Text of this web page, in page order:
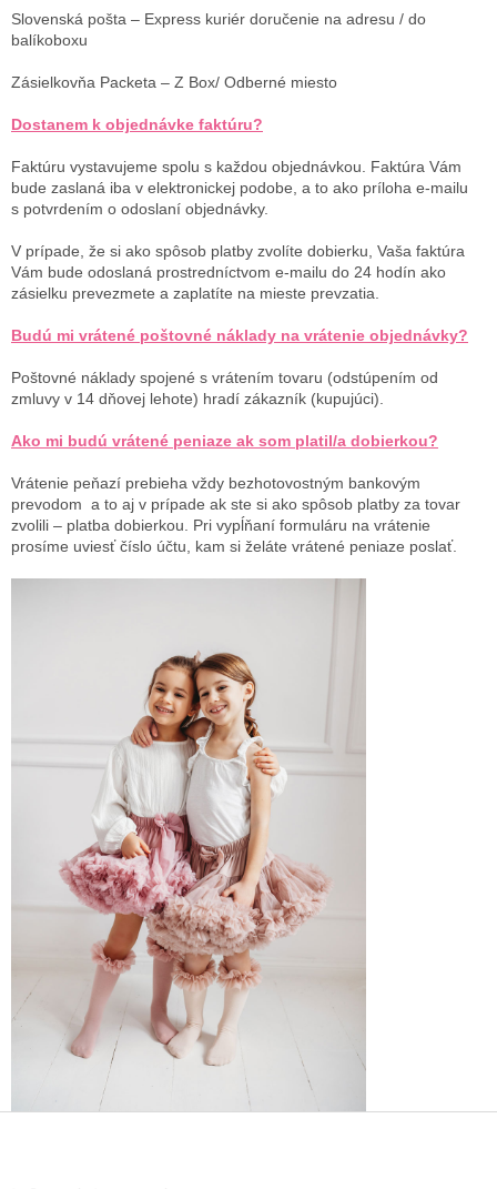
Slovenská pošta – Express kuriér doručenie na adresu / do
balíkoboxu
Zásielkovňa Packeta – Z Box/ Odberné miesto
Dostanem k objednávke faktúru?
Faktúru vystavujeme spolu s každou objednávkou. Faktúra Vám
bude zaslaná iba v elektronickej podobe, a to ako príloha e-mailu
s potvrdením o odoslaní objednávky.
V prípade, že si ako spôsob platby zvolíte dobierku, Vaša faktúra
Vám bude odoslaná prostredníctvom e-mailu do 24 hodín ako
zásielku prevezmete a zaplatíte na mieste prevzatia.
Budú mi vrátené poštovné náklady na vrátenie objednávky?
Poštovné náklady spojené s vrátením tovaru (odstúpením od
zmluvy v 14 dňovej lehote) hradí zákazník (kupujúci).
Ako mi budú vrátené peniaze ak som platil/a dobierkou?
Vrátenie peňazí prebieha vždy bezhotovostným bankovým
prevodom a to aj v prípade ak ste si ako spôsob platby za tovar
zvolili – platba dobierkou. Pri vypĺňaní formuláru na vrátenie
prosíme uviesť číslo účtu, kam si želáte vrátené peniaze poslať.